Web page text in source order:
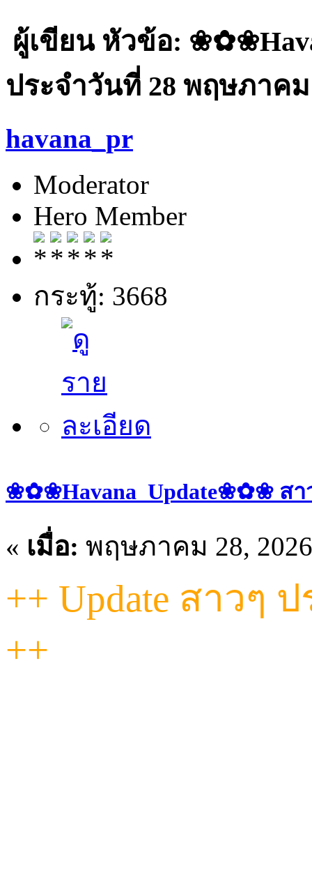
ผู้เขียนหัวข้อ:
ประจำวันที่ 28 พฤษภาคม
havana_pr
Moderator
Hero Member
กระทู้: 3668
❀✿❀Havana_Update❀✿❀ สา
« เมื่อ: พฤษภาคม 28,
++ Update สาวๆ
++